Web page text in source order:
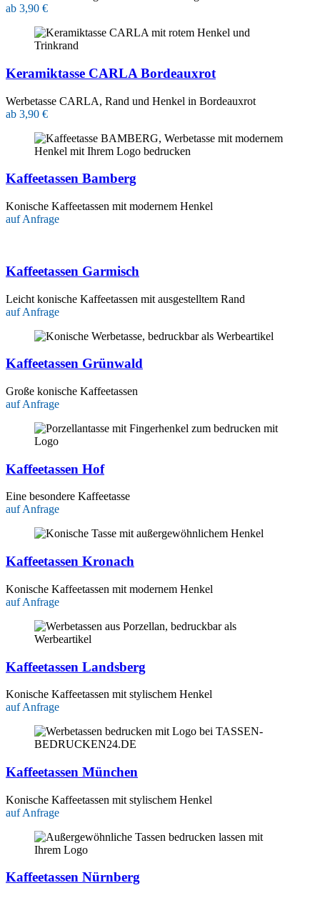
ab 3,90 €
Keramiktasse CARLA Bordeauxrot
Werbetasse CARLA, Rand und Henkel in Bordeauxrot
ab 3,90 €
Kaffeetassen Bamberg
Konische Kaffeetassen mit modernem Henkel
auf Anfrage
Kaffeetassen Garmisch
Leicht konische Kaffeetassen mit ausgestelltem Rand
auf Anfrage
Kaffeetassen Grünwald
Große konische Kaffeetassen
auf Anfrage
Kaffeetassen Hof
Eine besondere Kaffeetasse
auf Anfrage
Kaffeetassen Kronach
Konische Kaffeetassen mit modernem Henkel
auf Anfrage
Kaffeetassen Landsberg
Konische Kaffeetassen mit stylischem Henkel
auf Anfrage
Kaffeetassen München
Konische Kaffeetassen mit stylischem Henkel
auf Anfrage
Kaffeetassen Nürnberg